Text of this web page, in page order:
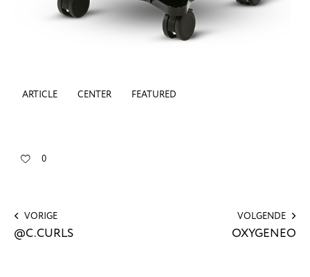
ARTICLE CENTER FEATURED
0
VORIGE
@C.CURLS
VOLGENDE
OXYGENEO